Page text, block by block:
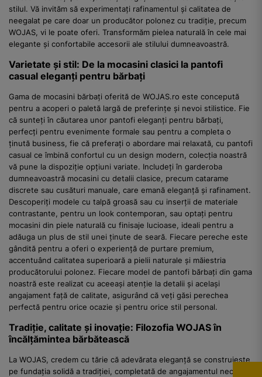
stilul. Vă invităm să experimentați rafinamentul și calitatea de
neegalat pe care doar un producător polonez cu tradiție, precum
WOJAS, vi le poate oferi. Transformăm pielea naturală în cele mai
elegante și confortabile accesorii ale stilului dumneavoastră.
Varietate și stil: De la mocasini clasici la pantofi
casual eleganți pentru bărbați
Gama de mocasini bărbați oferită de WOJAS.ro este concepută
pentru a acoperi o paletă largă de preferințe și nevoi stilistice. Fie
că sunteți în căutarea unor pantofi eleganți pentru bărbați,
perfecți pentru evenimente formale sau pentru a completa o
ținută business, fie că preferați o abordare mai relaxată, cu pantofi
casual ce îmbină confortul cu un design modern, colecția noastră
vă pune la dispoziție opțiuni variate. Includeți în garderoba
dumneavoastră mocasini cu detalii clasice, precum catarame
discrete sau cusături manuale, care emană eleganță și rafinament.
Descoperiți modele cu talpă groasă sau cu inserții de materiale
contrastante, pentru un look contemporan, sau optați pentru
mocasini din piele naturală cu finisaje lucioase, ideali pentru a
adăuga un plus de stil unei ținute de seară. Fiecare pereche este
gândită pentru a oferi o experiență de purtare premium,
accentuând calitatea superioară a pielii naturale și măiestria
producătorului polonez. Fiecare model de pantofi bărbați din gama
noastră este realizat cu aceeași atenție la detalii și același
angajament față de calitate, asigurând că veți găsi perechea
perfectă pentru orice ocazie și pentru orice stil personal.
Tradiție, calitate și inovație: Filozofia WOJAS în
încălțămintea bărbătească
La WOJAS, credem cu tărie că adevărata eleganță se construiește
pe fundația solidă a tradiției, completată de angajamentul neclintit